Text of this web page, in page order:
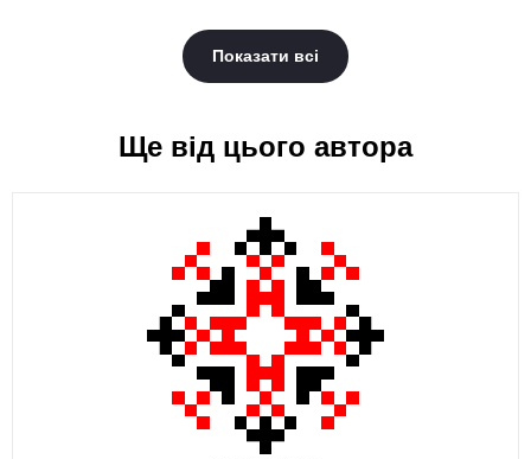
Показати всі
Ще від цього автора